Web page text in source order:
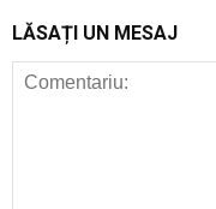
LĂSAȚI UN MESAJ